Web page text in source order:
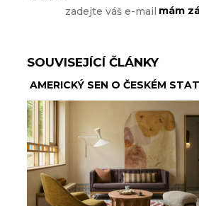
SOUVISEJÍCÍ ČLÁNKY
AMERICKÝ SEN O ČESKÉM